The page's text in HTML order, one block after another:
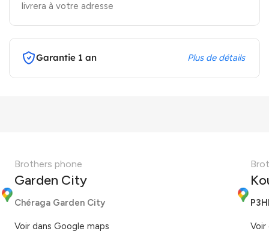
livrera à votre adresse
Garantie 1 an Plus de détails
Brothers phone
Garden City
Chéraga Garden City
Voir dans Google maps Voir